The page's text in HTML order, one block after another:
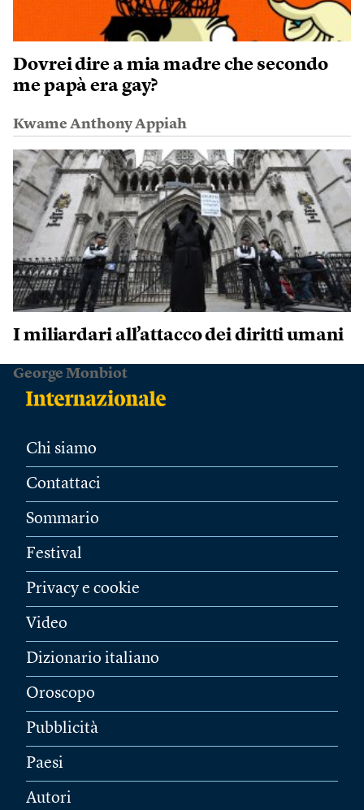
Dovrei dire a mia madre che secondo
me papà era gay?
Kwame Anthony Appiah
I miliardari all’attacco dei diritti umani
George Monbiot
Chi siamo
Contattaci
Sommario
Festival
Privacy e cookie
Video
Dizionario italiano
Oroscopo
Pubblicità
Paesi
Autori